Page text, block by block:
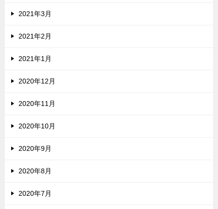
2021年3月
2021年2月
2021年1月
2020年12月
2020年11月
2020年10月
2020年9月
2020年8月
2020年7月